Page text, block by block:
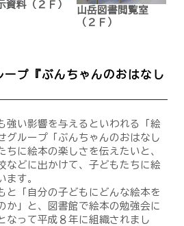
資料（２Ｆ）
山岳図書閲覧室
（２Ｆ）
プ『ぶんちゃんのおはなし
い影響を与えるといわれる「絵
グループ「ぶんちゃんのおはなし
ちに絵本の楽しさを伝えたいと、
などに出かけて、子どもたちに絵
ます。
「自分の子どもにどんな絵本を
か」と、図書館で絵本の勉強会に
なって平成８年に組織されまし